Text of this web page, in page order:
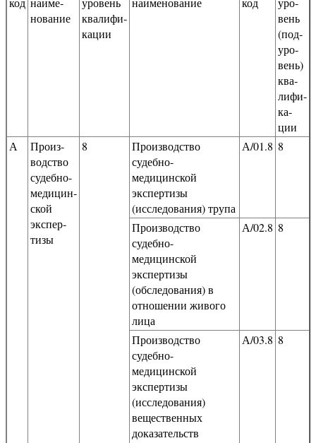
нова­ние
квалифи­
кации
вень
(под­
уро­
вень)
ква­
лифи­
ка­
ции
А
Произ­
водство
судебно-
медицин­
ской
экспер­
тизы
8
Производство
судебно-
медицинской
экспертизы
(исследования) трупа
А/01.8 8
Производство
судебно-
медицинской
экспертизы
(обследования) в
отношении живого
лица
А/02.8 8
Производство
судебно-
медицинской
экспертизы
(исследования)
вещественных
доказательств
А/03.8 8